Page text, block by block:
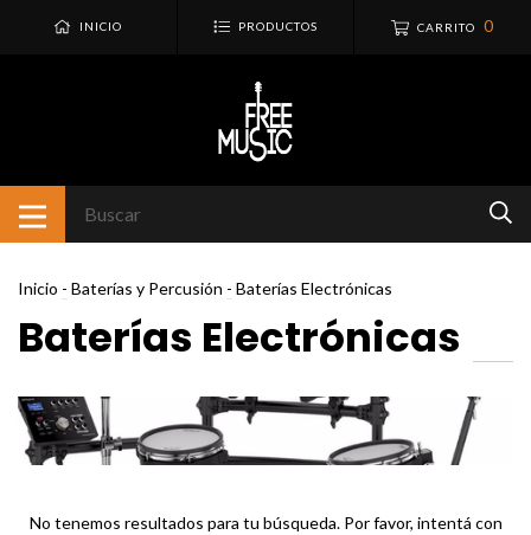
INICIO PRODUCTOS CARRITO 0
Inicio - Baterías y Percusión - Baterías Electrónicas
Baterías Electrónicas
No tenemos resultados para tu búsqueda. Por favor, intentá con